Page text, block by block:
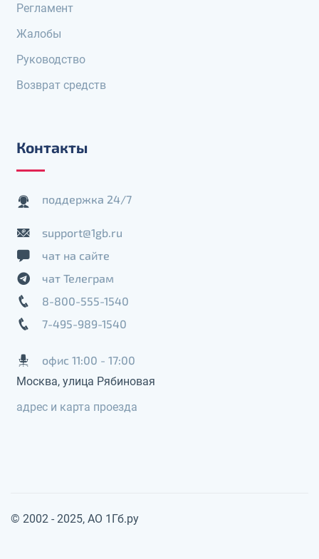
Регламент
Жалобы
Руководство
Возврат средств
Контакты
поддержка 24/7
support@1gb.ru
чат на сайте
чат Телеграм
8-800-555-1540
7-495-989-1540
офис 11:00 - 17:00
Москва, улица Рябиновая
адрес и карта проезда
© 2002 - 2025, АО 1Гб.ру